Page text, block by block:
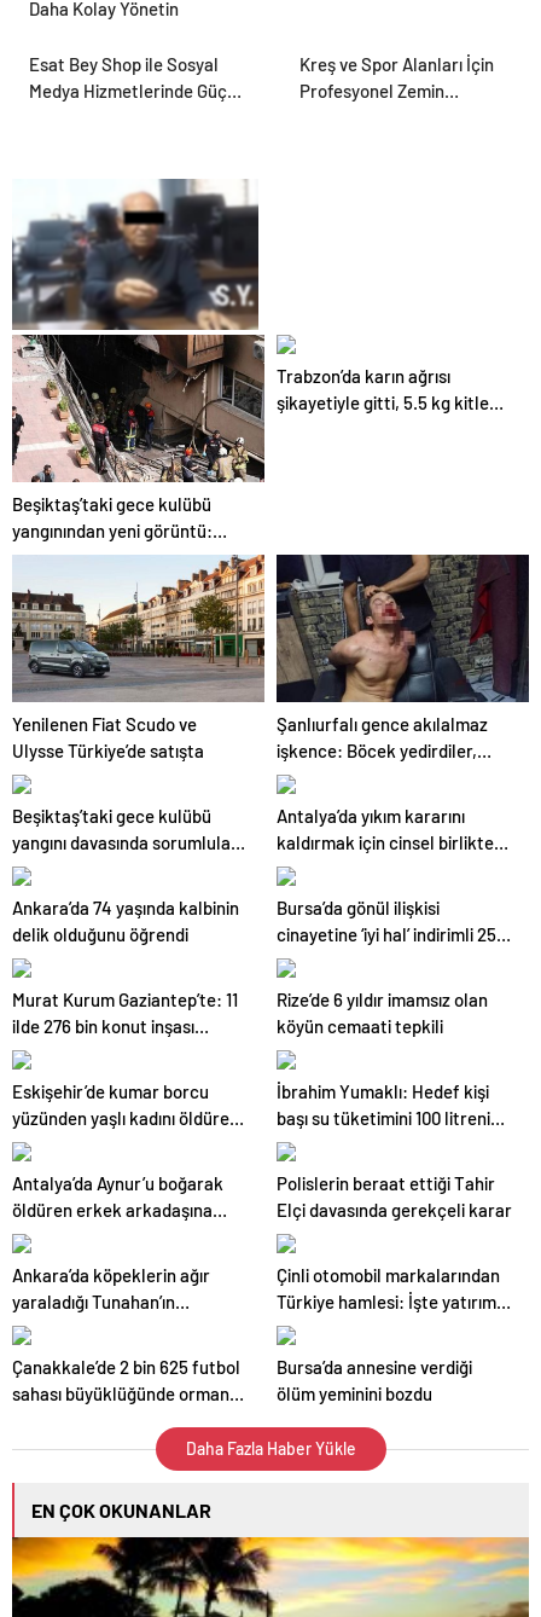
Daha Kolay Yönetin
Esat Bey Shop ile Sosyal
Medya Hizmetlerinde Güçlü
Kreş ve Spor Alanları İçin
Profesyonel Zemin
25 Yıllık Miras Davasında
Gözler Temmuz Ayındaki
Karar Duruşmasına Çevrildi
Beşiktaş’taki gece kulübü
yangınından yeni görüntü:
İşçiler çalışırken duman sardı
Trabzon’da karın ağrısı
şikayetiyle gitti, 5.5 kg kitle
Yenilenen Fiat Scudo ve
Ulysse Türkiye’de satışta
Şanlıurfalı gence akılalmaz
işkence: Böcek yedirdiler,
kerpetenle dişlerini söktüler
Beşiktaş’taki gece kulübü
yangını davasında sorumlular
için hesap vakti
Antalya’da yıkım kararını
kaldırmak için cinsel birliktelik
teklif etmişti: Savunma yaptı
Ankara’da 74 yaşında kalbinin
delik olduğunu öğrendi
Bursa’da gönül ilişkisi
cinayetine ‘iyi hal’ indirimli 25
yıl hapis cezası
Murat Kurum Gaziantep’te: 11
ilde 276 bin konut inşası
sürüyor
Rize’de 6 yıldır imamsız olan
köyün cemaati tepkili
Eskişehir’de kumar borcu
yüzünden yaşlı kadını öldüren
sanığın kan donduran ifadesi
İbrahim Yumaklı: Hedef kişi
başı su tüketimini 100 litrenin
altına düşürmek
Antalya’da Aynur’u boğarak
öldüren erkek arkadaşına
ağırlaştırılmış müebbet
Polislerin beraat ettiği Tahir
Elçi davasında gerekçeli karar
Ankara’da köpeklerin ağır
yaraladığı Tunahan’ın
psikolojisi bozuldu: Eve
Çinli otomobil markalarından
Türkiye hamlesi: İşte yatırım
yapmaya sıcak bakan
Çanakkale’de 2 bin 625 futbol
sahası büyüklüğünde orman
Bursa’da annesine verdiği
ölüm yeminini bozdu
Daha Fazla Haber Yükle
EN ÇOK OKUNANLAR